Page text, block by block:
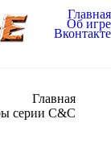
Главная
Об игре
Вконтакте
Главная
серии C&C